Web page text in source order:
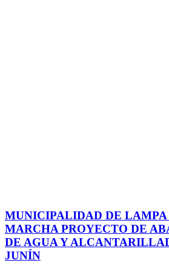
MUNICIPALIDAD DE LAMPA
MARCHA PROYECTO DE
DE AGUA Y
JUNÍN